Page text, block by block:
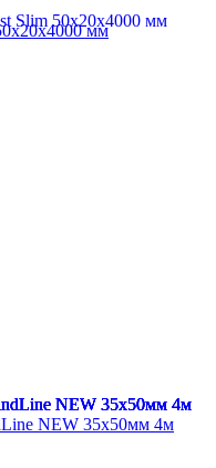
мм
NEW 35х50мм 4м